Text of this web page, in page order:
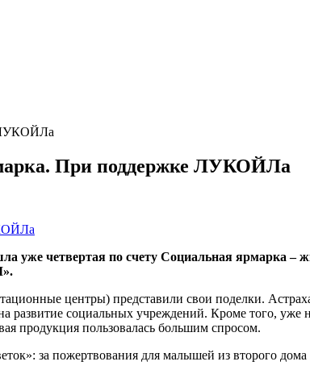
ЛУКОЙЛа
При поддержке ЛУКОЙЛа
уже четвертая по счету Социальная ярмарка –
центры) представили свои поделки.
развитие социальных учреждений. Кроме того, уже
продукция пользовалась большим спросом.
за пожертвования для малышей из второго